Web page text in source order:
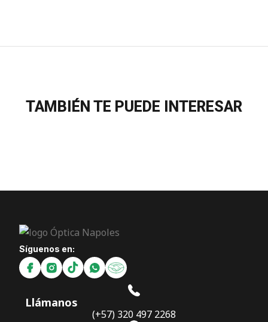
TAMBIÉN TE PUEDE INTERESAR
Síguenos en:
Llámanos
(+57) 320 497 2268